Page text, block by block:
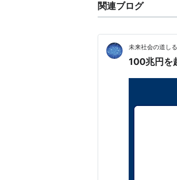
関連ブログ
未来社会の道し
100兆円を